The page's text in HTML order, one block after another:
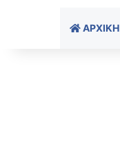
ΑΡΧΙΚΉ